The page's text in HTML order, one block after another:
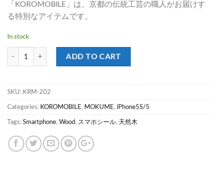
「KOROMOBILE」は、京都の伝統工芸の職人がお届けす
る特別なアイテムです。
In stock
ADD TO CART
SKU: KRM-202
Categories: KOROMOBILE , MOKUME , iPhone5S/5
Tags: Smartphone, Wood, スマホシール, 天然木